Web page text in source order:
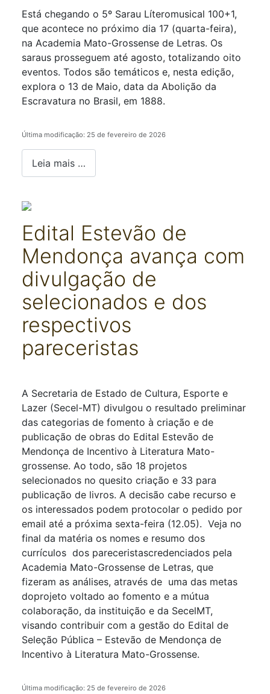
Está chegando o 5º Sarau Líteromusical 100+1,
que acontece no próximo dia 17 (quarta-feira),
na Academia Mato-Grossense de Letras. Os
saraus prosseguem até agosto, totalizando oito
eventos. Todos são temáticos e, nesta edição,
explora o 13 de Maio, data da Abolição da
Escravatura no Brasil, em 1888.
Última modificação: 25 de fevereiro de 2026
Leia mais …
Edital Estevão de
Mendonça avança com
divulgação de
selecionados e dos
respectivos
pareceristas
A Secretaria de Estado de Cultura, Esporte e
Lazer (Secel-MT) divulgou o resultado preliminar
das categorias de fomento à criação e de
publicação de obras do Edital Estevão de
Mendonça de Incentivo à Literatura Mato-
grossense. Ao todo, são 18 projetos
selecionados no quesito criação e 33 para
publicação de livros. A decisão cabe recurso e
os interessados podem protocolar o pedido por
email até a próxima sexta-feira (12.05). Veja no
final da matéria os nomes e resumo dos
currículos dos pareceristascredenciados pela
Academia Mato-Grossense de Letras, que
fizeram as análises, através de uma das metas
doprojeto voltado ao fomento e a mútua
colaboração, da instituição e da SecelMT,
visando contribuir com a gestão do Edital de
Seleção Pública – Estevão de Mendonça de
Incentivo à Literatura Mato-Grossense.
Última modificação: 25 de fevereiro de 2026